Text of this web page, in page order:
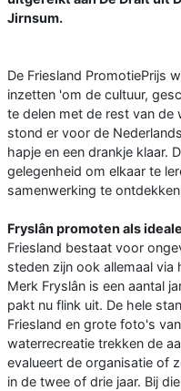
Jirnsum.
De Friesland PromotiePrijs
inzetten 'om de cultuur,
te delen met de rest van de
stond er voor de
hapje en een drankje klaar.
gelegenheid om elkaar te
samenwerking te
Fryslân promoten als
Friesland bestaat voor
steden zijn ook allemaal
Merk Fryslân is een aantal
pakt nu flink uit. De hele
Friesland en grote foto's
waterrecreatie trekken de
evalueert de organisatie of
in de twee of drie jaar. Bij